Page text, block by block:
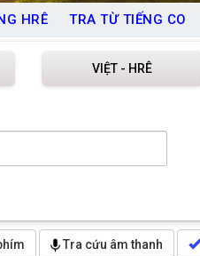
HRÊ TRA TỪ TIẾNG CO
VIỆT - HRÊ
Tra cứu âm thanh